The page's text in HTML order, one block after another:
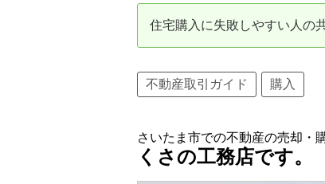
不動産の相続
売却の流れ（手順）
不動産売却の詳しい流れ
不動産の引き渡し
リニュアル仲介とは
資産価値の減りにくい住宅購入
住宅購入に失敗しやすい人の
不動産取引ガイド
購入
さいたま市での不動産の売却・
くさの工務店です。